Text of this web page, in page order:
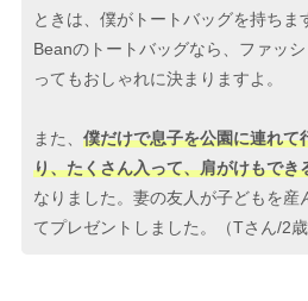
ときは、僕がトートバッグを持ちま
Beanのトートバッグなら、ファッ
ってもおしゃれに決まりますよ。
また、 僕だけで息子を公園に連れて
り、たくさん入って、肩がけもでき
なりました。妻の友人が子どもを産
てプレゼントしました。（Tさん/2歳